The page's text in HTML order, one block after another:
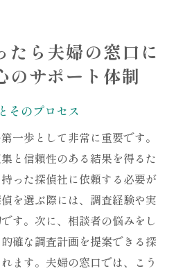
夫婦の窓口の探偵社がおす
の探偵社の活用法
頼性が選ばれる理由
きる理由とは
する具体的なサポート事例
見つけるには夫婦の窓口が
たら夫婦の窓口に
のサポート体制
そのプロセス
一歩として非常に重要です。
と信頼性のある結果を得るた
った探偵社に依頼する必要が
を選ぶ際には、調査経験や実
す。次に、相談者の悩みをし
確な調査計画を提案できる探
ます。夫婦の窓口では、こう